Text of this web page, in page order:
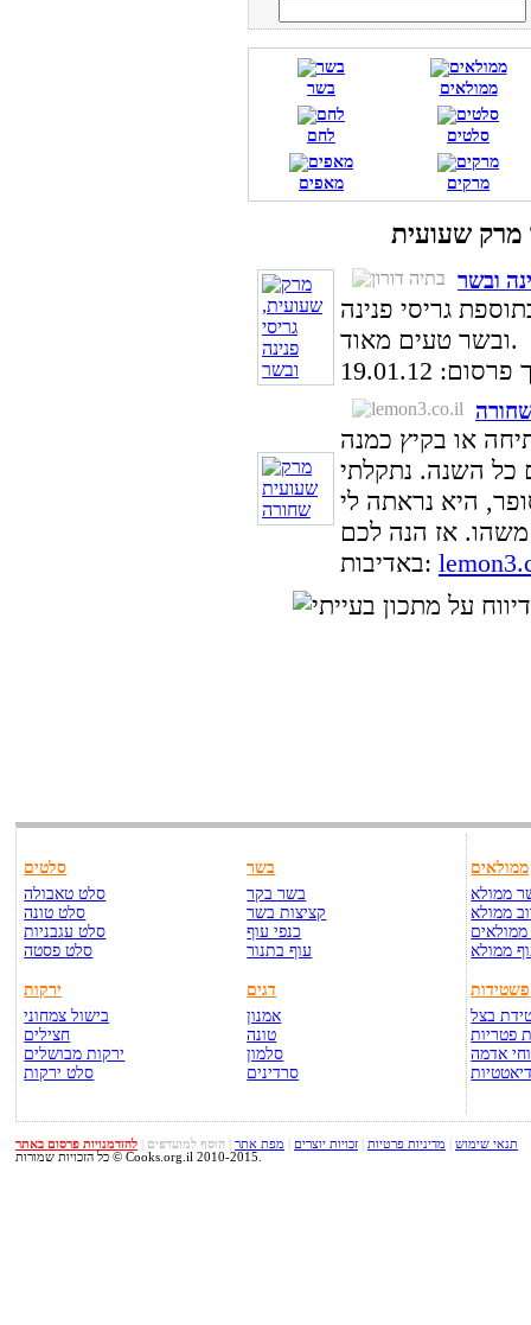
בשר ממולאים
לחם סלטים
מאפים מרקים
ובשר
גריסי פנינה
ובשר טעים מאוד.
19.01.12
או בקיץ כמנה
כל השנה. נתקלתי
היא נראתה לי
באדיבות:
סלטים
סלט טאבולה
סלט טונה
סלט עגבניות
סלט פסטה
ירקות
בישול צמחוני
חצילים
ירקות מבושלים
סלט ירקות
בשר
בשר בקר
קציצות בשר
כנפי עוף
עוף בתנור
דגים
אמנון
טונה
סלמון
סרדינים
ממולאים
ממולא
ממולא
ממולא
פשטידות
בצל
פטריות
אדמה
תנאי שימוש מדיניות פרטיות זכויות יוצרים מפת אתר הוסף למועדפים
להזדמנויות פרסום באתר
כל הזכויות שמורות © Cooks.org.il 2010-2015.